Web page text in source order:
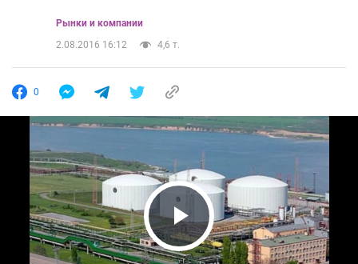
Рынки и компании
2.08.2016 16:12
4,6 т.
0
Play Video